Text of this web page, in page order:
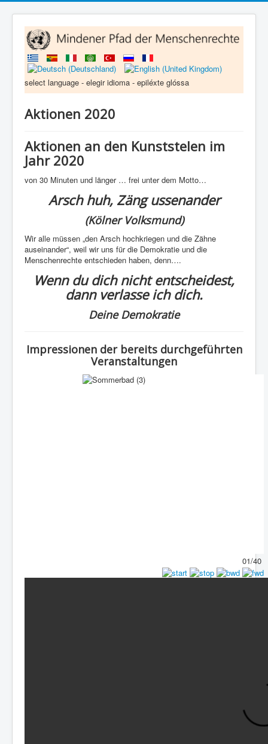
select language - elegir idioma - epiléxte glóssa
Aktionen 2020
Aktionen an den Kunststelen im
Jahr 2020
von 30 Minuten und länger … frei unter dem Motto…
Arsch huh, Zäng ussenander
(Kölner Volksmund)
Wir alle müssen „den Arsch hochkriegen und die Zähne
auseinander“, weil wir uns für die Demokratie und die
Menschenrechte entschieden haben, denn….
Wenn du dich nicht entscheidest,
dann verlasse ich dich.
Deine Demokratie
Impressionen der bereits durchgeführten
Veranstaltungen
01/40